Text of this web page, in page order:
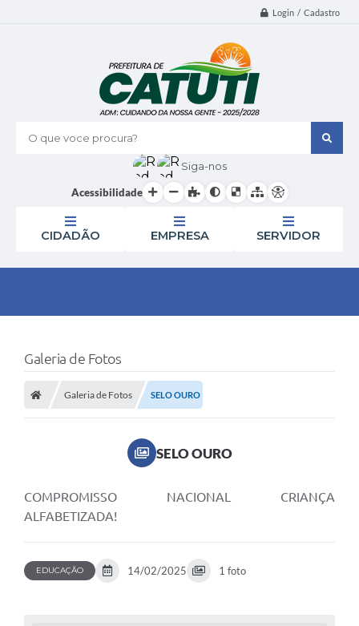
Login / Cadastro
O que voce procura?
Siga-nos
Acessibilidade
CIDADÃO EMPRESA SERVIDOR
Galeria de Fotos
Galeria de Fotos SELO OURO
SELO OURO
COMPROMISSO NACIONAL CRIANÇA
ALFABETIZADA!
EDUCAÇÃO 14/02/2025 1 foto